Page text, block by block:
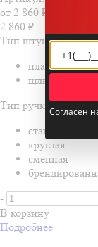
от 2 860 ₽
2 860 ₽
Тип штуцера
пластиковый
шлицевой
Тип ручки
стандартная
круглая
сменная
-
В корзину
Подробнее
Согласен